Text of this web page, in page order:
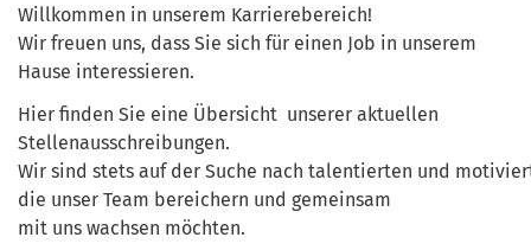
Willkommen in unserem Karrierebereich!
Wir freuen uns, dass Sie sich für einen Job in unserem
Hause interessieren.
Hier finden Sie eine Übersicht unserer aktuellen
Stellenausschreibungen.
Wir sind stets auf der Suche nach talentierten und
die unser Team bereichern und gemeinsam
mit uns wachsen möchten.